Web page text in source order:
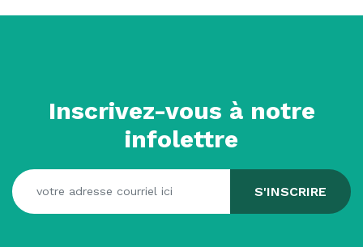
Inscrivez-vous à notre
infolettre